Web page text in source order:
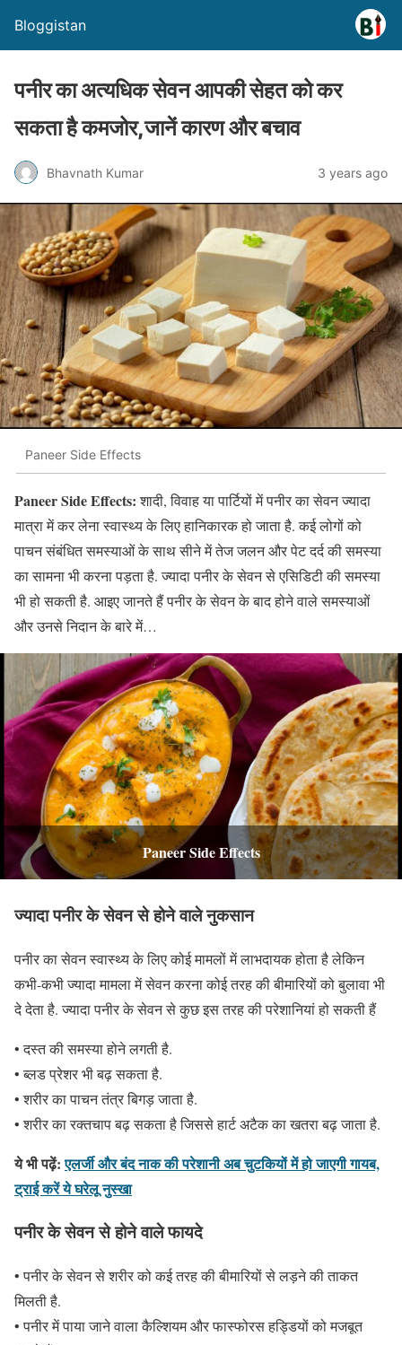
Bloggistan
पनीर का अत्यधिक सेवन आपकी सेहत को कर
सकता है कमजोर,जानें कारण और बचाव
Bhavnath Kumar 3 years ago
Paneer Side Effects
Paneer Side Effects:शादी, विवाह या पार्टियों में पनीर का सेवन ज्यादा
मात्रा में कर लेना स्वास्थ्य के लिए हानिकारक हो जाता है. कई लोगों को
पाचन संबंधित समस्याओं के साथ सीने में तेज जलन और पेट दर्द की समस्या
का सामना भी करना पड़ता है. ज्यादा पनीर के सेवन से एसिडिटी की समस्या
भी हो सकती है. आइए जानते हैं पनीर के सेवन के बाद होने वाले समस्याओं
और उनसे निदान के बारे में…
Paneer Side Effects
ज्यादा पनीर के सेवन से होने वाले नुकसान
पनीर का सेवन स्वास्थ्य के लिए कोई मामलों में लाभदायक होता है लेकिन
कभी-कभी ज्यादा मामला में सेवन करना कोई तरह की बीमारियों को बुलावा भी
दे देता है. ज्यादा पनीर के सेवन से कुछ इस तरह की परेशानियां हो सकती हैं
• दस्त की समस्या होने लगती है.
• ब्लड प्रेशर भी बढ़ सकता है.
• शरीर का पाचन तंत्र बिगड़ जाता है.
• शरीर का रक्तचाप बढ़ सकता है जिससे हार्ट अटैक का खतरा बढ़ जाता है.
ये भी पढ़ें:एलर्जी और बंद नाक की परेशानी अब चुटकियों में हो जाएगी गायब,
ट्राई करें ये घरेलू नुस्खा
पनीर के सेवन से होने वाले फायदे
• पनीर के सेवन से शरीर को कई तरह की बीमारियों से लड़ने की ताकत
मिलती है.
• पनीर में पाया जाने वाला कैल्शियम और फास्फोरस हड्डियों को मजबूत